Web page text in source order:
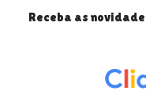
Receba as